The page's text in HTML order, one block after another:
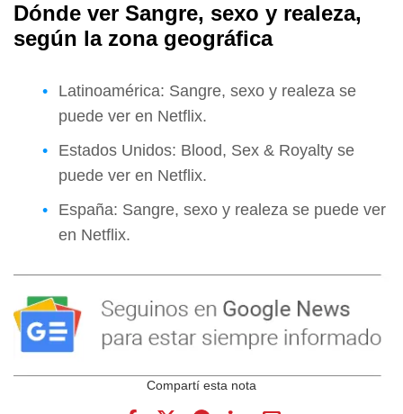
Dónde ver Sangre, sexo y realeza,
según la zona geográfica
Latinoamérica: Sangre, sexo y realeza se
puede ver en Netflix.
Estados Unidos: Blood, Sex & Royalty se
puede ver en Netflix.
España: Sangre, sexo y realeza se puede ver
en Netflix.